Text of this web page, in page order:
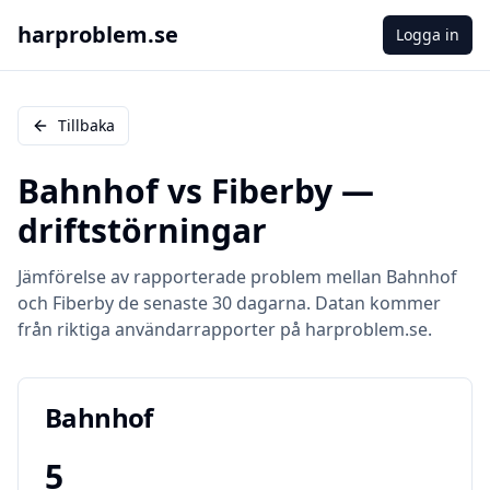
harproblem.se Logga in
Tillbaka
Bahnhofvs Fiberby —
driftstörningar
Jämförelse av rapporterade problem mellan Bahnhof
och Fiberby de senaste 30 dagarna. Datan kommer
från riktiga användarrapporter på harproblem.se.
Bahnhof
5